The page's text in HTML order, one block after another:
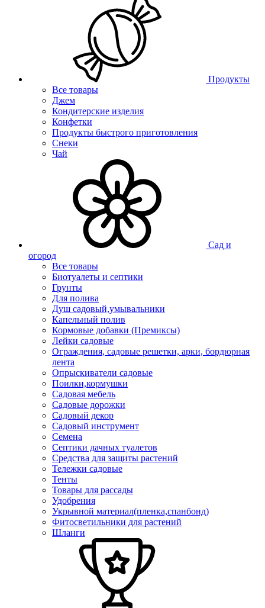
Продукты
Все товары
Джем
Кондитерские изделия
Конфетки
Продукты быстрого приготовления
Снеки
Чай
Сад и
огород
Все товары
Биотуалеты и септики
Грунты
Для полива
Душ садовый,умывальники
Капельный полив
Кормовые добавки (Премиксы)
Лейки садовые
Ограждения, садовые решетки, арки, бордюрная
лента
Опрыскиватели садовые
Поилки,кормушки
Садовая мебель
Садовые дорожки
Садовый декор
Садовый инструмент
Семена
Септики дачных туалетов
Средства для защиты растений
Тележки садовые
Тенты
Товары для рассады
Удобрения
Укрывной материал(пленка,спанбонд)
Фитосветильники для растений
Шланги